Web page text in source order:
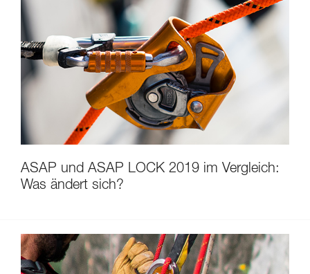
ASAP und ASAP LOCK 2019 im Vergleich:
Was ändert sich?